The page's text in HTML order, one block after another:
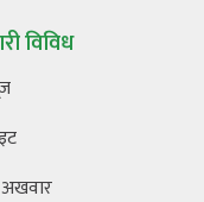
विविध
अखवार